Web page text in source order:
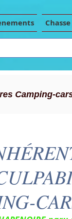
Camping-